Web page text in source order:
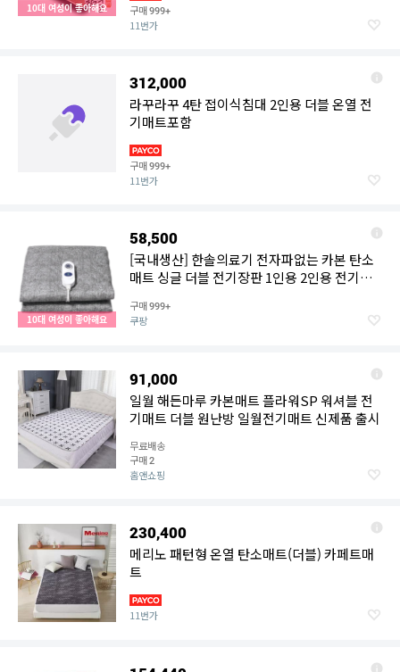
10대 여성이 좋아해요 구매999+
11번가
312,000
라꾸라꾸 4탄 접이식침대 2인용 더블 온열 전
기매트포함
구매999+
11번가
10대 여성이 좋아해요
58,500
[국내생산] 한솔의료기 전자파없는 카본 탄소
매트 싱글 더블 전기장판 1인용 2인용 전기매
구매999+
쿠팡
91,000
일월 해든마루 카본매트 플라워SP 워셔블 전
기매트 더블 원난방 일월전기매트 신제품 출시
무료배송
구매2
홈앤쇼핑
230,400
메리노 패턴형 온열 탄소매트(더블) 카페트매
트
11번가